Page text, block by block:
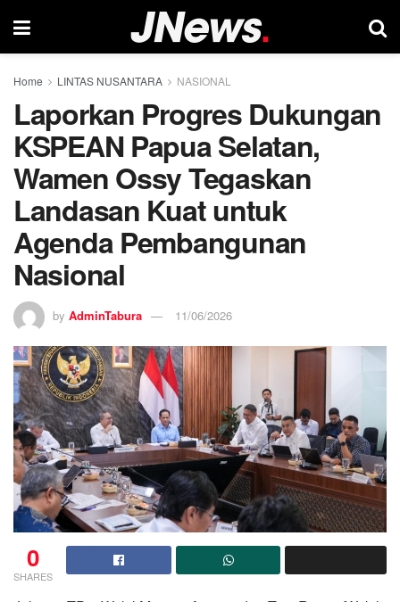
Home LINTAS NUSANTARA NASIONAL
Laporkan Progres Dukungan
KSPEAN Papua Selatan,
Wamen Ossy Tegaskan
Landasan Kuat untuk
Agenda Pembangunan
Nasional
by AdminTabura 11/06/2026
0
SHARES